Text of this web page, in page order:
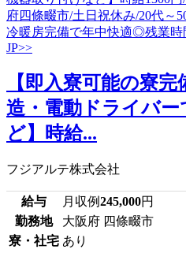
【即入寮可能の寮
造・電動ドライバ
ど】時給...
フジアルテ株式会社
給与 月収例245,000円
勤務地
大阪府 四條畷市
寮・社宅 あり